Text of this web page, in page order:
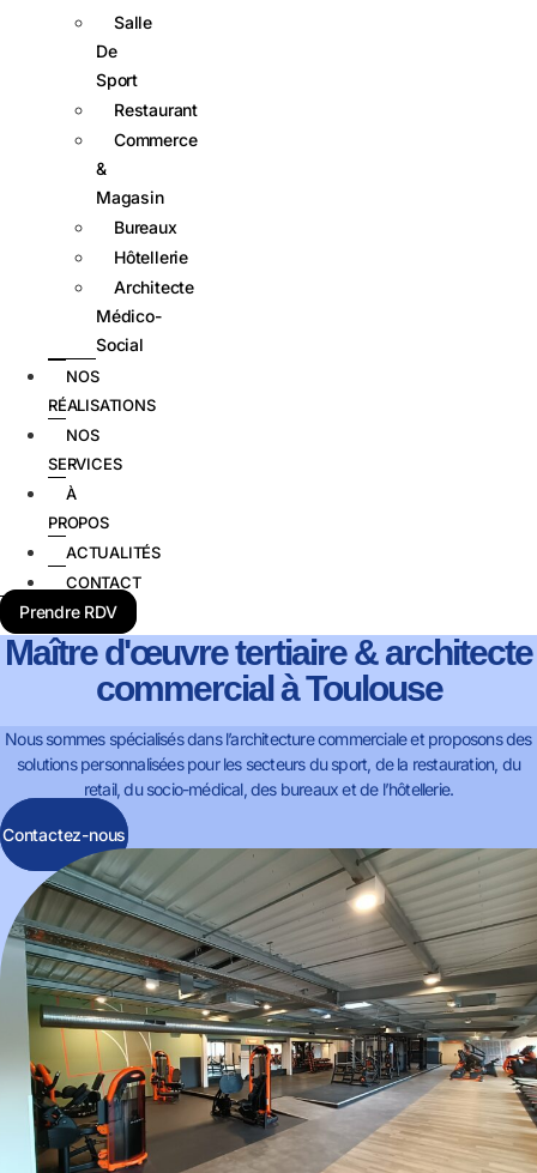
Salle
De
Sport
Restaurant
Commerce
&
Magasin
Bureaux
Hôtellerie
Architecte
Médico-
Social
NOS
RÉALISATIONS
NOS
SERVICES
À
PROPOS
ACTUALITÉS
CONTACT
Prendre RDV
Maître d'œuvre tertiaire & architecte
commercial à Toulouse
Nous sommes spécialisés dans l’architecture commerciale et proposons des
solutions personnalisées pour les secteurs du sport, de la restauration, du
retail, du socio-médical, des bureaux et de l’hôtellerie.
Contactez-nous